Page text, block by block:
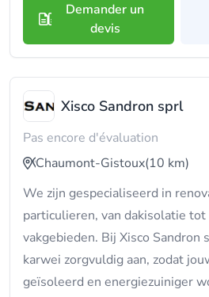
Demander un
devis
Xisco Sandron sprl
Pas encore d'évaluation
Chaumont-Gistoux(10 km)
We zijn gespecialiseerd in
particulieren, van dakisolatie
vakgebieden. Bij Xisco Sandron
karwei zorgvuldig aan, zodat
geïsoleerd en energiezuiniger